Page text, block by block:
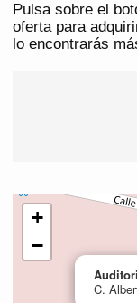
Pulsa sobre el
oferta para
lo encontrarás